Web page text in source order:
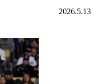
2026.5.13